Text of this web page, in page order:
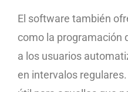
El software también
como la programación
a los usuarios
en intervalos